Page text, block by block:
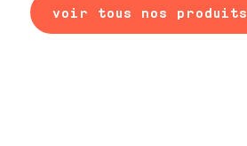
voir tous nos produits